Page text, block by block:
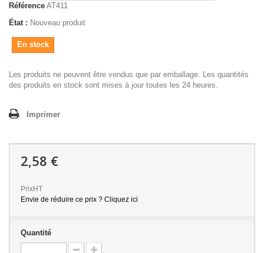
Référence AT411
État : Nouveau produit
En stock
Les produits ne peuvent être vendus que par emballage. Les quantités
des produits en stock sont mises à jour toutes les 24 heures.
Imprimer
2,58 €
PrixHT
Envie de réduire ce prix ? Cliquez ici
Quantité